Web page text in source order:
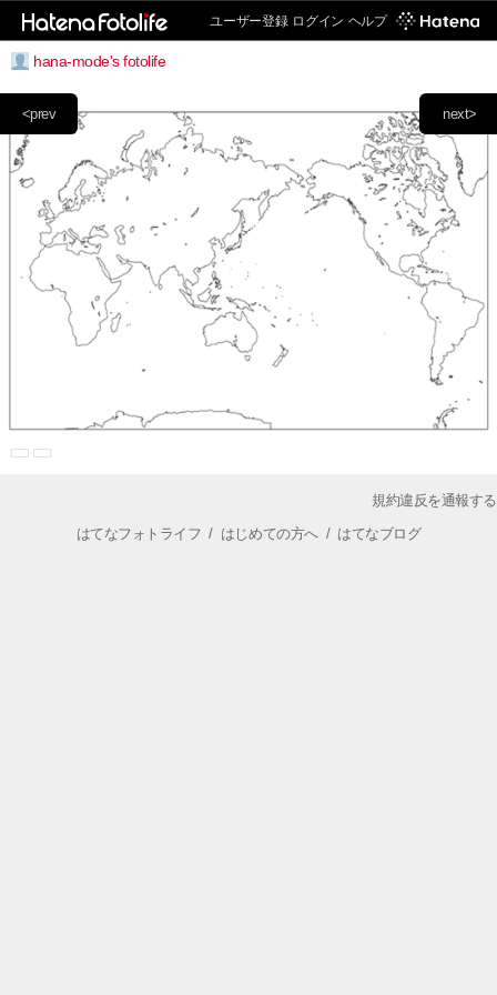
ユーザー登録 ログイン ヘルプ
hana-mode's fotolife
next>
<prev
規約違反を通報する
はてなフォトライフ / はじめての方へ/ はてなブログ